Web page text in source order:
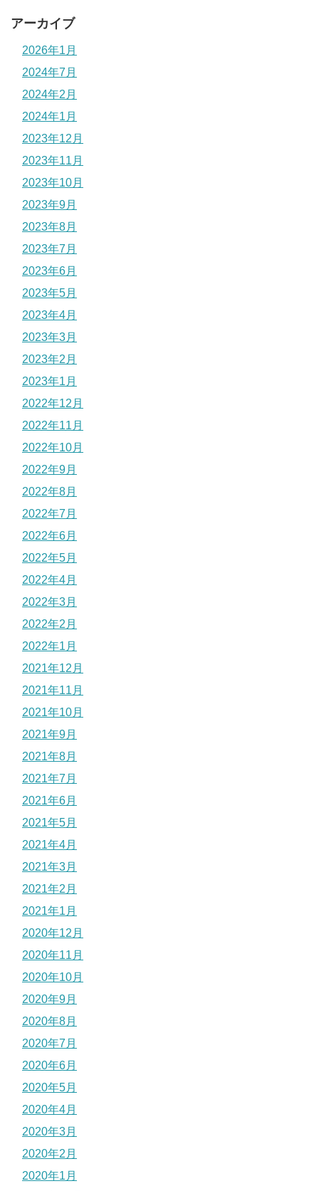
アーカイブ
2026年1月
2024年7月
2024年2月
2024年1月
2023年12月
2023年11月
2023年10月
2023年9月
2023年8月
2023年7月
2023年6月
2023年5月
2023年4月
2023年3月
2023年2月
2023年1月
2022年12月
2022年11月
2022年10月
2022年9月
2022年8月
2022年7月
2022年6月
2022年5月
2022年4月
2022年3月
2022年2月
2022年1月
2021年12月
2021年11月
2021年10月
2021年9月
2021年8月
2021年7月
2021年6月
2021年5月
2021年4月
2021年3月
2021年2月
2021年1月
2020年12月
2020年11月
2020年10月
2020年9月
2020年8月
2020年7月
2020年6月
2020年5月
2020年4月
2020年3月
2020年2月
2020年1月